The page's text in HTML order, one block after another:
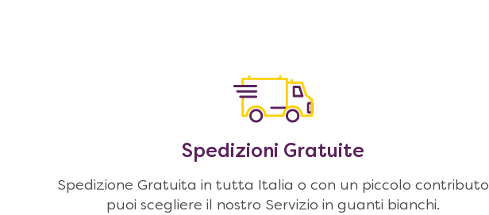
Spedizioni Gratuite
Spedizione Gratuita in tutta Italia o con un piccolo contributo
puoi scegliere il nostro Servizio in guanti bianchi.